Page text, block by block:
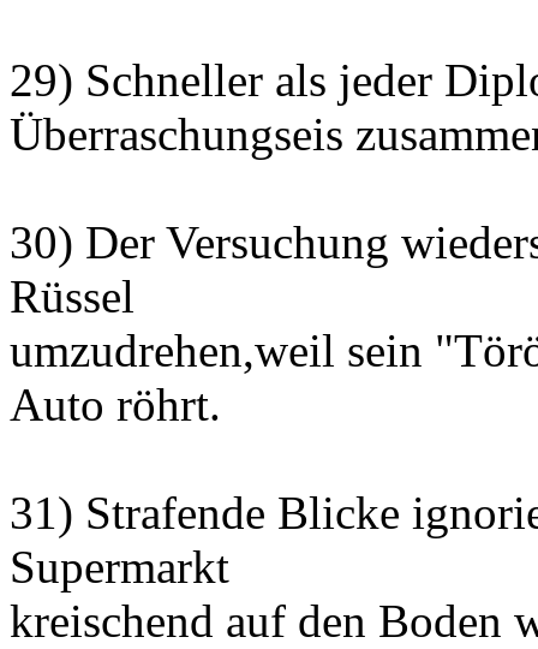
29) Schneller als jeder
Überraschungseis
30) Der Versuchung
Rüssel
umzudrehen,weil sein
Auto röhrt.
31) Strafende Blicke
Supermarkt
kreischend auf den Boden